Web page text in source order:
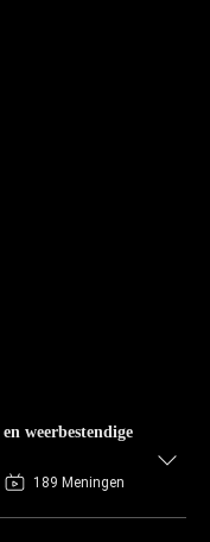
weerbestendige
189 Meningen